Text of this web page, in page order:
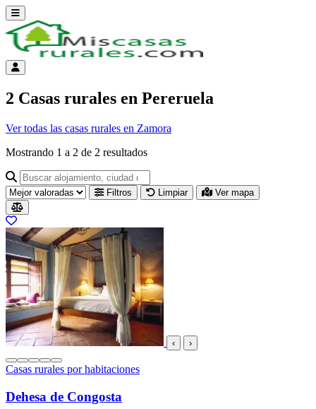
Abrir menú
Menú de cuenta
2 Casas rurales en Pereruela
Ver todas las casas rurales en Zamora
Mostrando 1 a 2 de 2 resultados
Buscar alojamiento, ciudad o provincia para ir a su página
Filtros Limpiar Ver mapa
Resultados del listado
‹ ›
Casas rurales por habitaciones
Dehesa de Congosta